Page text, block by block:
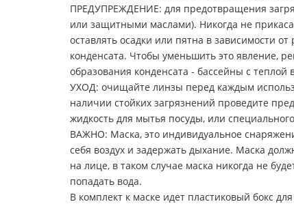
ПРЕДУПРЕЖДЕНИЕ: для предотвращения
или защитными маслами). Никогда не
оставлять осадки или пятна в зависимости
конденсата. Чтобы уменьшить это явление,
образования конденсата - бассейны с
УХОД: очищайте линзы перед каждым
наличии стойких загрязнений проведите
жидкость для мытья посуды, или специального
ВАЖНО: Маска, это индивидуальное
себя воздух и задержать дыхание. Маска
на лице, в таком случае маска никогда не
попадать вода.
В комплект к маске идет пластиковый бокс